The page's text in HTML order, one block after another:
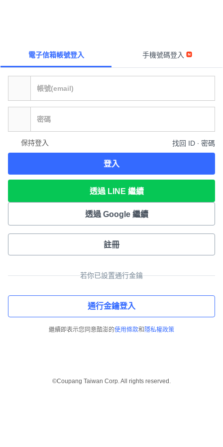
電子信箱帳號登入 手機號碼登入
保持登入 找回 ID ∙ 密碼
登入
透過 LINE 繼續
透過 Google 繼續
註冊
若你已設置通行金鑰
通行金鑰登入
繼續即表示您同意酷澎的使用條款和 隱私權政策
©Coupang Taiwan Corp. All rights reserved.